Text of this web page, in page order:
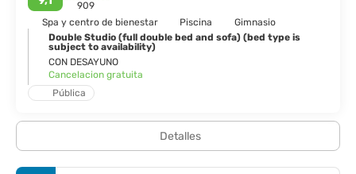
909
Spa y centro de bienestar
Piscina
Gimnasio
Double Studio (full double bed and sofa) (bed type is
subject to availability)
CON DESAYUNO
Cancelacion gratuita
Pública
Detalles